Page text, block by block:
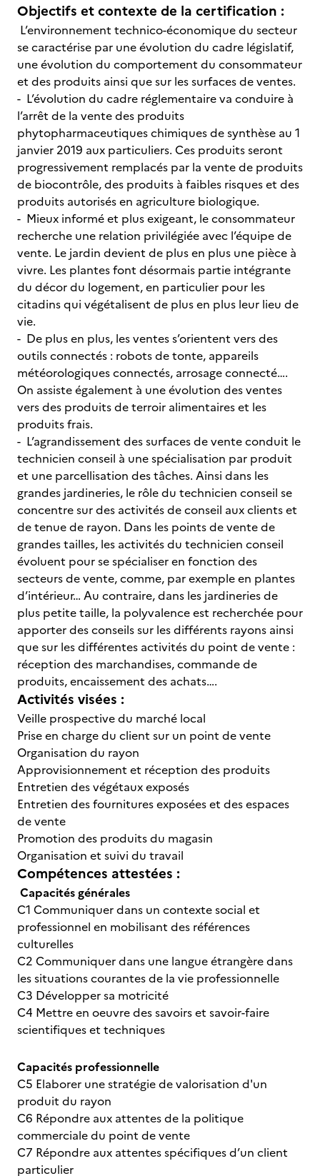
Objectifs et contexte de la certification :
L’environnement technico-économique du secteur
se caractérise par une évolution du cadre législatif,
une évolution du comportement du consommateur
et des produits ainsi que sur les surfaces de ventes.
- L’évolution du cadre réglementaire va conduire à
l’arrêt de la vente des produits
phytopharmaceutiques chimiques de synthèse au 1
janvier 2019 aux particuliers. Ces produits seront
progressivement remplacés par la vente de produits
de biocontrôle, des produits à faibles risques et des
produits autorisés en agriculture biologique.
- Mieux informé et plus exigeant, le consommateur
recherche une relation privilégiée avec l’équipe de
vente. Le jardin devient de plus en plus une pièce à
vivre. Les plantes font désormais partie intégrante
du décor du logement, en particulier pour les
citadins qui végétalisent de plus en plus leur lieu de
vie.
- De plus en plus, les ventes s’orientent vers des
outils connectés : robots de tonte, appareils
météorologiques connectés, arrosage connecté….
On assiste également à une évolution des ventes
vers des produits de terroir alimentaires et les
produits frais.
- L’agrandissement des surfaces de vente conduit le
technicien conseil à une spécialisation par produit
et une parcellisation des tâches. Ainsi dans les
grandes jardineries, le rôle du technicien conseil se
concentre sur des activités de conseil aux clients et
de tenue de rayon. Dans les points de vente de
grandes tailles, les activités du technicien conseil
évoluent pour se spécialiser en fonction des
secteurs de vente, comme, par exemple en plantes
d’intérieur… Au contraire, dans les jardineries de
plus petite taille, la polyvalence est recherchée pour
apporter des conseils sur les différents rayons ainsi
que sur les différentes activités du point de vente :
réception des marchandises, commande de
produits, encaissement des achats….
Activités visées :
Veille prospective du marché local
Prise en charge du client sur un point de vente
Organisation du rayon
Approvisionnement et réception des produits
Entretien des végétaux exposés
Entretien des fournitures exposées et des espaces
de vente
Promotion des produits du magasin
Organisation et suivi du travail
Compétences attestées :
Capacités générales
C1 Communiquer dans un contexte social et
professionnel en mobilisant des références
culturelles
C2 Communiquer dans une langue étrangère dans
les situations courantes de la vie professionnelle
C3 Développer sa motricité
C4 Mettre en oeuvre des savoirs et savoir-faire
scientifiques et techniques
Capacités professionnelle
C5 Elaborer une stratégie de valorisation d'un
produit du rayon
C6 Répondre aux attentes de la politique
commerciale du point de vente
C7 Répondre aux attentes spécifiques d’un client
particulier